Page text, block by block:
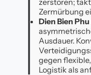
Zermürbung
Dien Bien Phu
Ausdauer.
gegen
Logistik als